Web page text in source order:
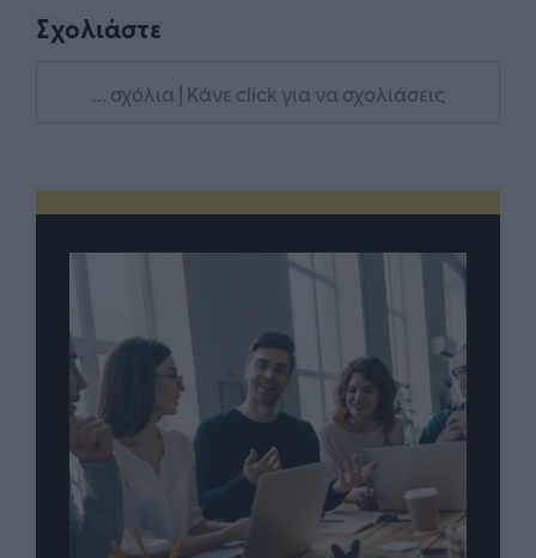
Σχολιάστε
... σχόλια | Κάνε click για να σχολιάσεις